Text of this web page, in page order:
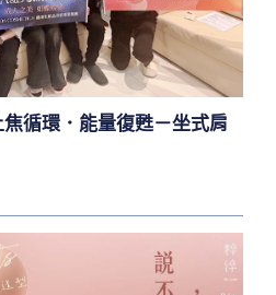
循環．能量復甦－坐式肩